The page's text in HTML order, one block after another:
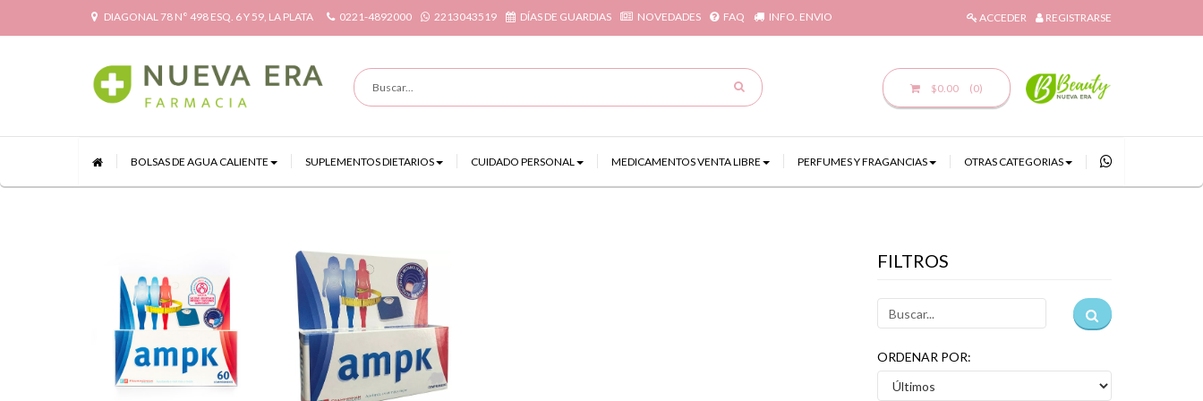
DIAGONAL 78 N° 498 ESQ. 6 Y 59, LA PLATA 0221-4892000 2213043519 DÍAS DE GUARDIAS NOVEDADES FAQ INFO. ENVIO ACCEDER REGISTRARSE
$0.00 (0)
BOLSAS DE AGUA CALIENTE SUPLEMENTOS DIETARIOS CUIDADO PERSONAL MEDICAMENTOS VENTA LIBRE PERFUMES Y FRAGANCIAS OTRAS CATEGORIAS
FILTROS
ORDENAR POR: